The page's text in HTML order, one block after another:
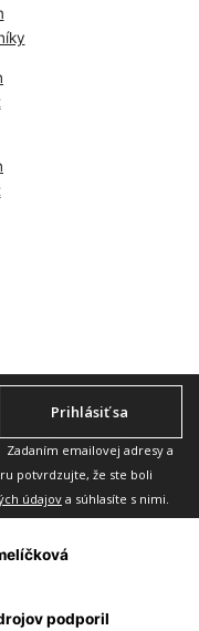
Prihlásiť sa
Zadaním emailovej adresy a
potvrdzujte, že ste boli
údajov a súhlasíte s nimi.
podporil